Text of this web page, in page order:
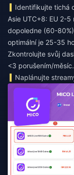
Identifikujte tichá
Asie UTC+8: EU 2-
dopoledne (60-
optimální je 25-35
Zkontrolujte svůj
<3 porušením/měsíc.
Naplánujte